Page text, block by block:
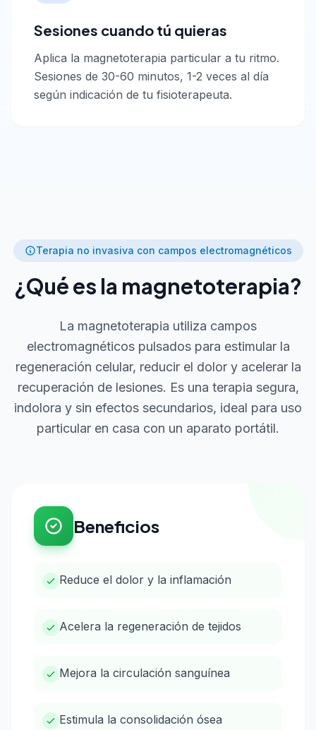
Sesiones cuando tú quieras
Aplica la magnetoterapia particular a tu ritmo.
Sesiones de 30-60 minutos, 1-2 veces al día
según indicación de tu fisioterapeuta.
Terapia no invasiva con campos electromagnéticos
¿Qué es la magnetoterapia?
La magnetoterapia utiliza campos
electromagnéticos pulsados para estimular la
regeneración celular, reducir el dolor y acelerar la
recuperación de lesiones. Es una terapia segura,
indolora y sin efectos secundarios, ideal para uso
particular en casa con un aparato portátil.
Beneficios
Reduce el dolor y la inflamación
Acelera la regeneración de tejidos
Mejora la circulación sanguínea
Estimula la consolidación ósea